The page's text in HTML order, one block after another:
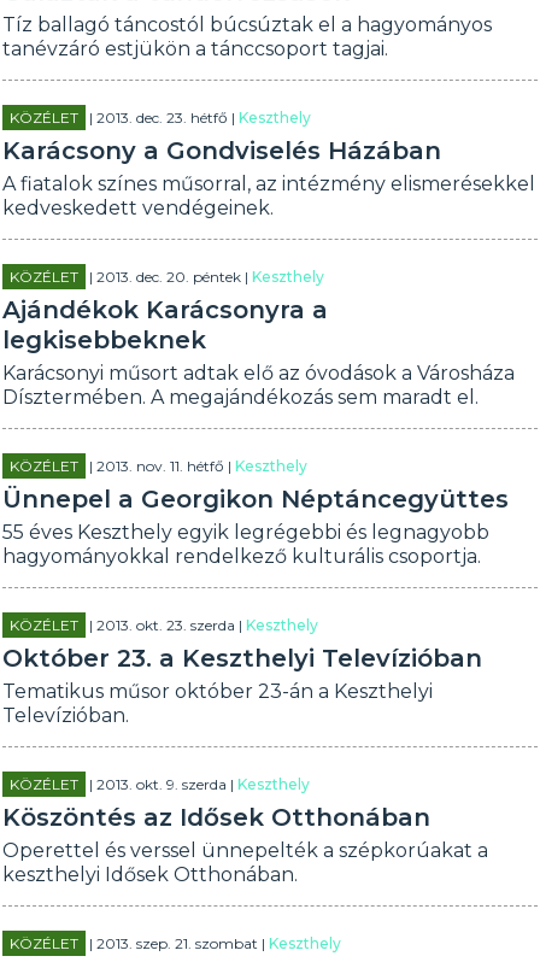
Tíz ballagó táncostól búcsúztak el a hagyományos
tanévzáró estjükön a tánccsoport tagjai.
KÖZÉLET | 2013. dec. 23. hétfő |Keszthely
Karácsony a Gondviselés Házában
A fiatalok színes műsorral, az intézmény elismerésekkel
kedveskedett vendégeinek.
KÖZÉLET | 2013. dec. 20. péntek |Keszthely
Ajándékok Karácsonyra a
legkisebbeknek
Karácsonyi műsort adtak elő az óvodások a Városháza
Dísztermében. A megajándékozás sem maradt el.
KÖZÉLET | 2013. nov. 11. hétfő |Keszthely
Ünnepel a Georgikon Néptáncegyüttes
55 éves Keszthely egyik legrégebbi és legnagyobb
hagyományokkal rendelkező kulturális csoportja.
KÖZÉLET | 2013. okt. 23. szerda |Keszthely
Október 23. a Keszthelyi Televízióban
Tematikus műsor október 23-án a Keszthelyi
Televízióban.
KÖZÉLET | 2013. okt. 9. szerda |Keszthely
Köszöntés az Idősek Otthonában
Operettel és verssel ünnepelték a szépkorúakat a
keszthelyi Idősek Otthonában.
KÖZÉLET | 2013. szep. 21. szombat |Keszthely